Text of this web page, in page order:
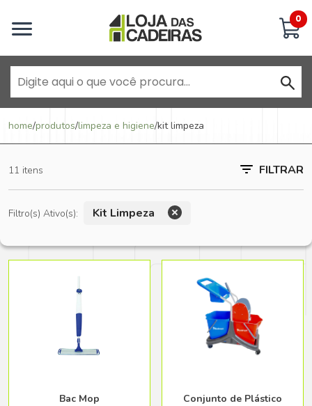
0
home/produtos/limpeza e higiene/kit limpeza
11 itens FILTRAR
Filtro(s) Ativo(s): Kit Limpeza
Bac Mop
Conjunto de Plástico
Inicie uma conversa
Goiânia - Jardim América
Anápolis - Jundiaí
Brasília - Asa Sul
Belo Horizonte - Belo Horizonte